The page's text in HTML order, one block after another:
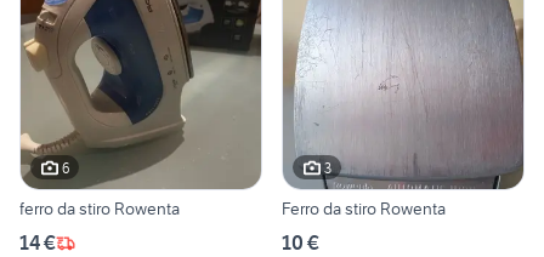
6
ferro da stiro Rowenta
14 €
3
Ferro da stiro Rowenta
10 €